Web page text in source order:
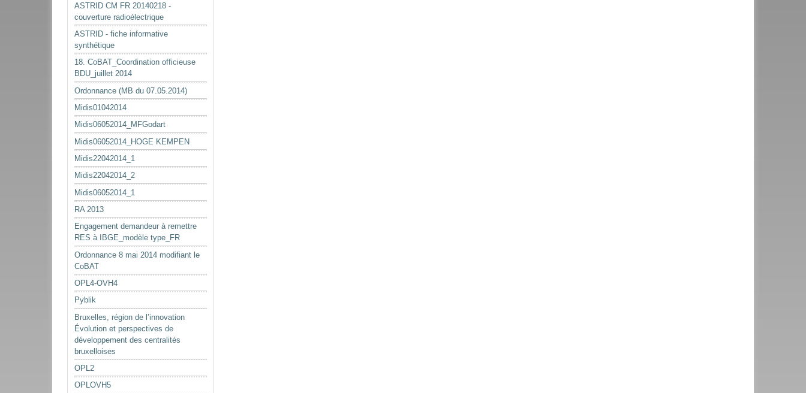
ASTRID CM FR 20140218 -
couverture radioélectrique
ASTRID - fiche informative
synthétique
18. CoBAT_Coordination officieuse
BDU_juillet 2014
Ordonnance (MB du 07.05.2014)
Midis01042014
Midis06052014_MFGodart
Midis06052014_HOGE KEMPEN
Midis22042014_1
Midis22042014_2
Midis06052014_1
RA 2013
Engagement demandeur à remettre
RES à IBGE_modèle type_FR
Ordonnance 8 mai 2014 modifiant le
CoBAT
OPL4-OVH4
Pyblik
Bruxelles, région de l’innovation
Évolution et perspectives de
développement des centralités
bruxelloises
OPL2
OPLOVH5